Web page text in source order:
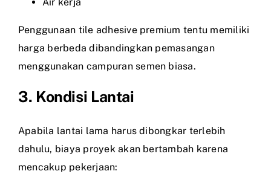
Penggunaan tile adhesive premium tentu memiliki
harga berbeda dibandingkan pemasangan
menggunakan campuran semen biasa.
3. Kondisi Lantai
Apabila lantai lama harus dibongkar terlebih
dahulu, biaya proyek akan bertambah karena
mencakup pekerjaan: